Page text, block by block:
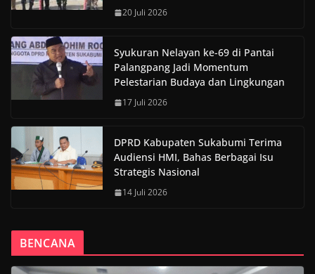
20 Juli 2026
Syukuran Nelayan ke-69 di Pantai
Palangpang Jadi Momentum
Pelestarian Budaya dan Lingkungan
17 Juli 2026
DPRD Kabupaten Sukabumi Terima
Audiensi HMI, Bahas Berbagai Isu
Strategis Nasional
14 Juli 2026
BENCANA